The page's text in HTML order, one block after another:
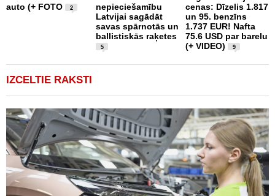
auto (+ FOTO
2
nepieciešamību
Latvijai sagādāt
savas spārnotās un
ballistiskās raķetes
5
cenas: Dīzelis 1.817
un 95. benzīns
1.737 EUR! Nafta
75.6 USD par barelu
(+ VIDEO)
9
IZCELTIE RAKSTI